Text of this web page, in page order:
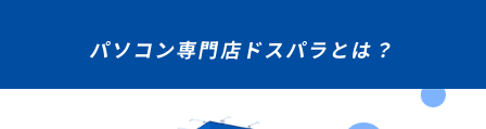
パソコン専門店ドスパラとは？